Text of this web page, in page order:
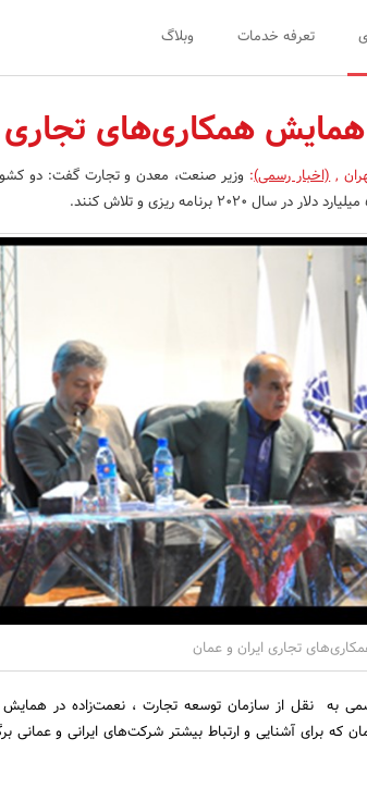
تعرفه خدمات وبلاگ
همایش همکاری‌های تجاری
,(اخبار رسمی): وزیر صنعت، معدن و تجارت گفت: دو
تجاری ایران و عمان
به نقل از سازمان توسعه تجارت ، نعمت‌زاده در
که برای آشنایی و ارتباط بیشتر شرکت‌های ایرانی و عمانی